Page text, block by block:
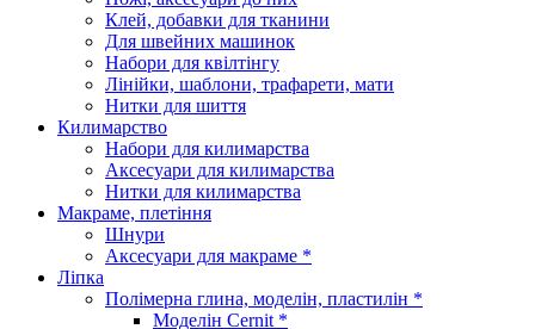
Клей, добавки для тканини
Для швейних машинок
Набори для квілтінгу
Лінійки, шаблони, трафарети, мати
Нитки для шиття
Килимарство
Набори для килимарства
Аксесуари для килимарства
Нитки для килимарства
Макраме, плетіння
Шнури
Аксесуари для макраме *
Ліпка
Полімерна глина, моделін, пластилін *
Моделін Cernit *